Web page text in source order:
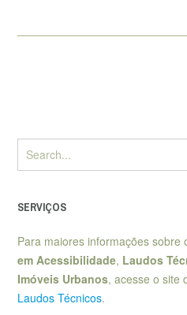
SERVIÇOS
Para maiores informações sobre
em Acessibilidade, Laudos
Imóveis Urbanos, acesse o site
Laudos Técnicos.